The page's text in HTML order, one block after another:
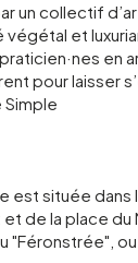
un collectif
végétal et
en
pour laisser
Simple
est située
de la place du
"Féronstrée", ou